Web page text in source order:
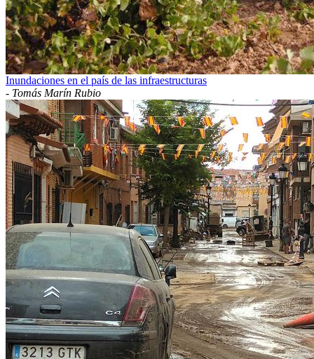
Inundaciones en el país de las infraestructuras
- Tomás Marín Rubio